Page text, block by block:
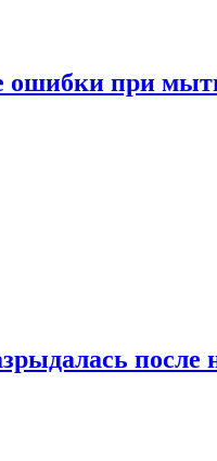
ошибки при
после